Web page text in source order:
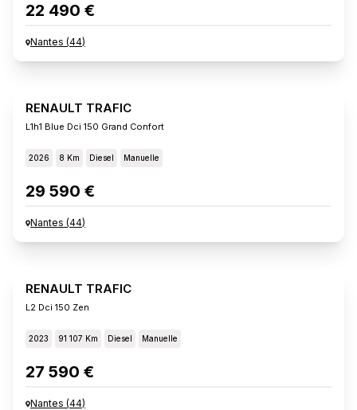
22 490 €
Nantes (44)
RENAULT TRAFIC
L1h1 Blue Dci 150 Grand Confort
2026 8 Km Diesel Manuelle
29 590 €
Nantes (44)
RENAULT TRAFIC
L2 Dci 150 Zen
2023 91 107 Km Diesel Manuelle
27 590 €
Nantes (44)